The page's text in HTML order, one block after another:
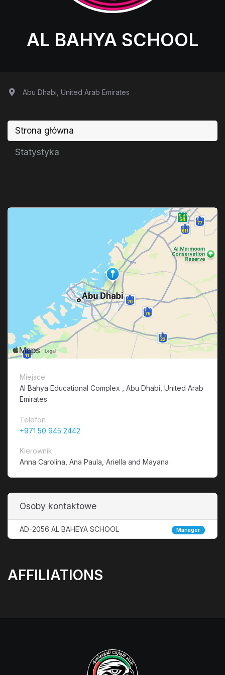
AL BAHYA SCHOOL
Abu Dhabi, United Arab Emirates
Strona główna
Statystyka
Miejsce
Al Bahya Educational Complex , Abu Dhabi, United Arab
Emirates
Telefon
+971 50 945 2442
Kierownik
Anna Carolina, Ana Paula, Ariella and Mayana
Osoby kontaktowe
AD-2056 AL BAHEYA SCHOOL Manager
AFFILIATIONS